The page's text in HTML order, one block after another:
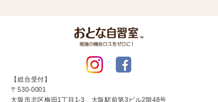
【総合受付】
〒530-0001
大阪市北区梅田1丁目1-3 大阪駅前第3ビル2階48号